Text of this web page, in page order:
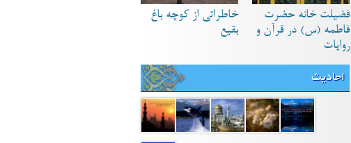
فضیلت خانه حضرت
فاطمه (س) در قرآن و
روایات
خاطراتی از کوچه باغ
بقیع
احادیث